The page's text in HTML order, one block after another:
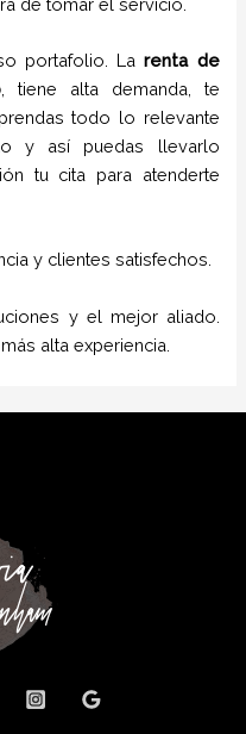
portafolio. Larenta de
, tiene alta demanda, te
todo lo relevante
y así puedas llevarlo
tu cita para atenderte
y clientes satisfechos.
y el mejor aliado.
alta experiencia.